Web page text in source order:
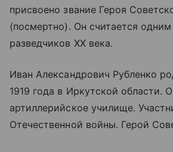
присвоено звание Героя
(посмертно). Он считается
разведчиков XX века.
Иван Александрович Рубленко
1919 года в Иркутской области.
артиллерийское училище.
Отечественной войны. Герой